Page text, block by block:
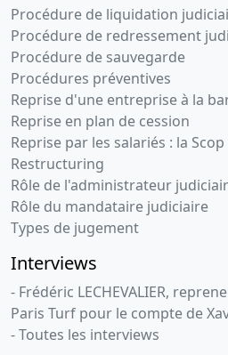
Procédure de liquidation
Procédure de redressement
Procédure de sauvegarde
Procédures préventives
Reprise d'une entreprise à la
Reprise en plan de cession
Reprise par les salariés : la Scop
Restructuring
Rôle de l'administrateur
Rôle du mandataire judiciaire
Types de jugement
Interviews
- Frédéric LECHEVALIER,
Paris Turf pour le compte de
- Toutes les interviews